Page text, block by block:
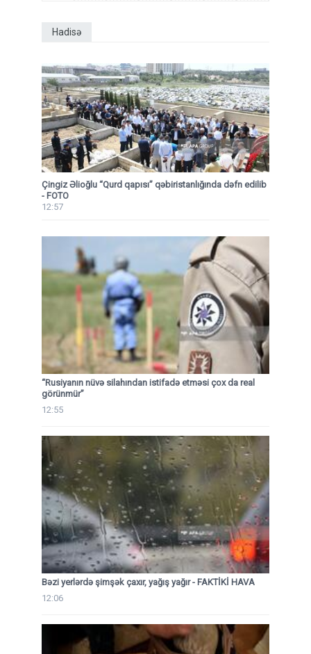
Hadisə
Çingiz Əlioğlu “Qurd qapısı” qəbiristanlığında dəfn edilib
- FOTO
12:57
“Rusiyanın nüvə silahından istifadə etməsi çox da real
görünmür”
12:55
Bəzi yerlərdə şimşək çaxır, yağış yağır - FAKTİKİ HAVA
12:06